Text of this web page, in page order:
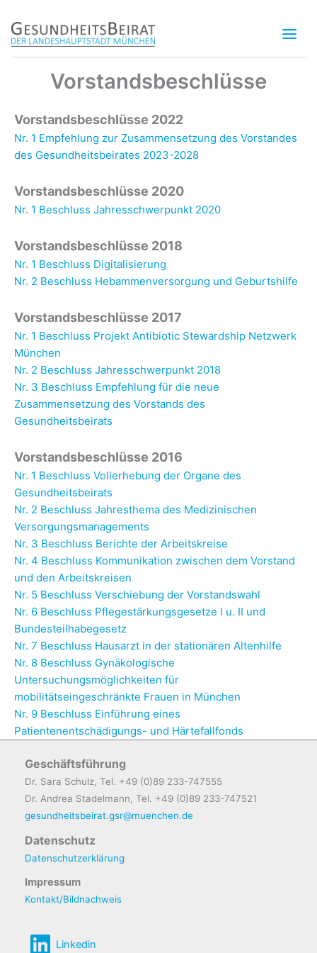
Inhalt
springen
Vorstandsbeschlüsse
Vorstandsbeschlüsse 2022
Nr. 1 Empfehlung zur Zusammensetzung des Vorstandes
des Gesundheitsbeirates 2023-2028
Vorstandsbeschlüsse 2020
Nr. 1 Beschluss Jahresschwerpunkt 2020
Vorstandsbeschlüsse 2018
Nr. 1 Beschluss Digitalisierung
Nr. 2 Beschluss Hebammenversorgung und Geburtshilfe
Vorstandsbeschlüsse 2017
Nr. 1 Beschluss Projekt Antibiotic Stewardship Netzwerk
München
Nr. 2 Beschluss Jahresschwerpunkt 2018
Nr. 3 Beschluss Empfehlung für die neue
Zusammensetzung des Vorstands des
Gesundheitsbeirats
Vorstandsbeschlüsse 2016
Nr. 1 Beschluss Vollerhebung der Organe des
Gesundheitsbeirats
Nr. 2 Beschluss Jahresthema des Medizinischen
Versorgungsmanagements
Nr. 3 Beschluss Berichte der Arbeitskreise
Nr. 4 Beschluss Kommunikation zwischen dem Vorstand
und den Arbeitskreisen
Nr. 5 Beschluss Verschiebung der Vorstandswahl
Nr. 6 Beschluss Pflegestärkungsgesetze I u. II und
Bundesteilhabegesetz
Nr. 7 Beschluss Hausarzt in der stationären Altenhilfe
Nr. 8 Beschluss Gynäkologische
Untersuchungsmöglichkeiten für
mobilitätseingeschränkte Frauen in München
Nr. 9 Beschluss Einführung eines
Patientenentschädigungs- und Härtefallfonds
Geschäftsführung
Dr. Sara Schulz, Tel. +49 (0)89 233-747555
Dr. Andrea Stadelmann, Tel. +49 (0)89 233-747521
gesundheitsbeirat.gsr@muenchen.de
Datenschutz
Datenschutzerklärung
Impressum
Kontakt/Bildnachweis
Linkedin